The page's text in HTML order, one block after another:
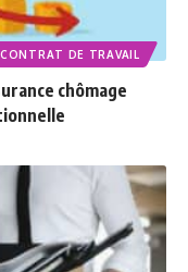
DE TRAVAIL
chômage